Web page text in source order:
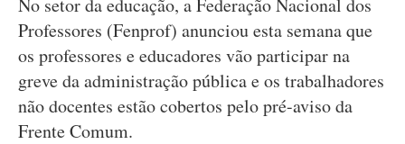
No setor da educação, a Federação Nacional dos
Professores (Fenprof) anunciou esta semana que
os professores e educadores vão participar na
greve da administração pública e os trabalhadores
não docentes estão cobertos pelo pré-aviso da
Frente Comum.